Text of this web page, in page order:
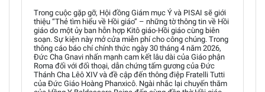
Trong cuộc gặp gỡ, Hội đồng Giám mục Ý và PISAI sẽ giới
thiệu “Thẻ tìm hiểu về Hồi giáo” – những tờ thông tin về Hồi
giáo do một ủy ban hỗn hợp Kitô giáo-Hồi giáo cùng biên
soạn. Sự kiện này mở cửa miễn phí cho công chúng. Trong
thông cáo báo chí chính thức ngày 30 tháng 4 năm 2026,
Đức Cha Gnavi nhấn mạnh cam kết lâu dài của Giáo phận
Roma đối với đối thoại, dẫn chứng tấm gương của Đức
Thánh Cha Lêô XIV và đề cập đến thông điệp Fratelli Tutti
của Đức Giáo Hoàng Phanxicô. Ngài nhắc lại chuyến thăm